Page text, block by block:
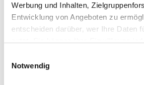
Werbung und Inhalten,
Entwicklung von Angeboten zu
entscheiden darüber, wer Ihre Daten
nutzt. Sie können Ihre Einwilligung
Trigger Symbol ändern oder widerrufen
Notwendig
Besuch vereinbaren